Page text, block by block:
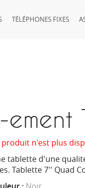
TÉLÉPHONES FIXES
ement
produit n'est plus
tablette d'une
Tablette 7'' Quad